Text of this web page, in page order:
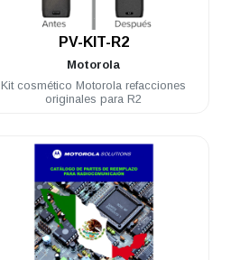
PV-KIT-R2
Motorola
Kit cosmético Motorola refacciones
originales para R2